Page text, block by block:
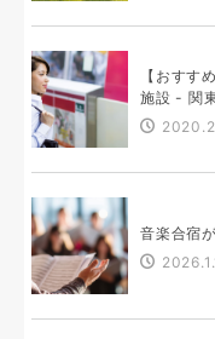
【おすす
施設 - 関
音楽合宿